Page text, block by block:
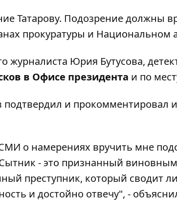
Татарову. Подозрение должны
прокуратуры и
журналиста Юрия Бутусова,
в Офисе президента и по
подтвердил и прокомментировал
о намерениях вручить мне
- это признанный
преступник, который сводит
и достойно отвечу", -